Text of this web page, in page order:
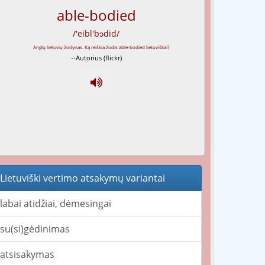
able-bodied
/'eibl'bɔdid/
--Autorius (flickr)
Lietuviški vertimo atsakymų variantai
labai atidžiai, dėmesingai
su(si)gėdinimas
atsisakymas